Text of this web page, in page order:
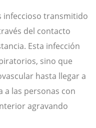
infeccioso transmitido
del contacto
Esta infección
sino que
hasta llegar a
a las personas con
agravando